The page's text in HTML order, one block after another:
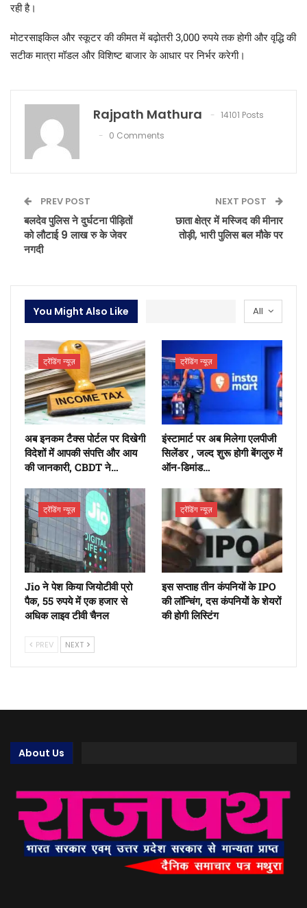
रही है।
मोटरसाइकिल और स्कूटर की कीमत में बढ़ोतरी 3,000 रुपये तक होगी और वृद्धि की
सटीक मात्रा मॉडल और विशिष्ट बाजार के आधार पर निर्भर करेगी।
Rajpath Mathura
14101 Posts
0 Comments
PREV POST
बलदेव पुलिस ने दुर्घटना पीड़ितों
को लौटाई 9 लाख रु के जेवर
नगदी
NEXT POST
छाता क्षेत्र में मस्जिद की मीनार
तोड़ी, भारी पुलिस बल मौके पर
All
You Might Also Like
ट्रेंडिंग न्यूज़
अब इनकम टैक्स पोर्टल पर दिखेगी
विदेशों में आपकी संपत्ति और आय
की जानकारी, CBDT ने…
ट्रेंडिंग न्यूज़
इंस्टामार्ट पर अब मिलेगा एलपीजी
सिलेंडर , जल्द शुरू होगी बेंगलुरु में
ऑन-डिमांड…
ट्रेंडिंग न्यूज़
Jio ने पेश किया जियोटीवी प्रो
पैक, 55 रुपये में एक हजार से
अधिक लाइव टीवी चैनल
ट्रेंडिंग न्यूज़
इस सप्ताह तीन कंपनियों के IPO
की लॉन्चिंग, दस कंपनियोें के शेयरों
की होगी लिस्टिंग
PREV NEXT
About Us